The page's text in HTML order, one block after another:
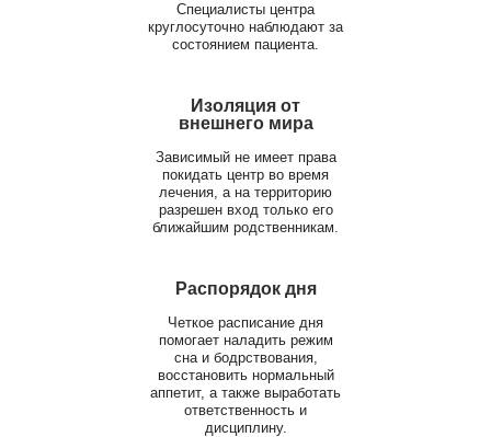
Специалисты центра
круглосуточно наблюдают за
состоянием пациента.
Изоляция от
внешнего мира
Зависимый не имеет права
покидать центр во время
лечения, а на территорию
разрешен вход только его
ближайшим родственникам.
Распорядок дня
Четкое расписание дня
помогает наладить режим
сна и бодрствования,
восстановить нормальный
аппетит, а также выработать
ответственность и
дисциплину.